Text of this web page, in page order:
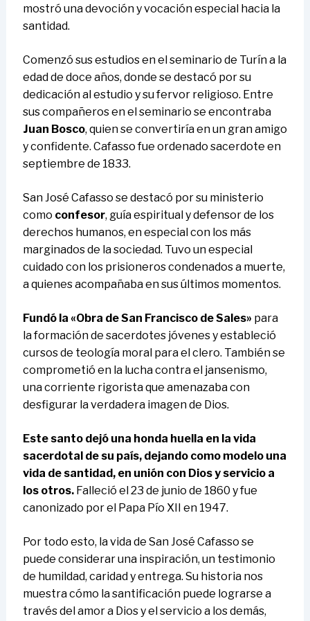
mostró una devoción y vocación especial hacia la
santidad.
Comenzó sus estudios en el seminario de Turín a la
edad de doce años, donde se destacó por su
dedicación al estudio y su fervor religioso. Entre
sus compañeros en el seminario se encontraba
Juan Bosco, quien se convertiría en un gran amigo
y confidente. Cafasso fue ordenado sacerdote en
septiembre de 1833.
San José Cafasso se destacó por su ministerio
como confesor, guía espiritual y defensor de los
derechos humanos, en especial con los más
marginados de la sociedad. Tuvo un especial
cuidado con los prisioneros condenados a muerte,
a quienes acompañaba en sus últimos momentos.
Fundó la «Obra de San Francisco de Sales» para
la formación de sacerdotes jóvenes y estableció
cursos de teología moral para el clero. También se
comprometió en la lucha contra el jansenismo,
una corriente rigorista que amenazaba con
desfigurar la verdadera imagen de Dios.
Este santo dejó una honda huella en la vida
sacerdotal de su país, dejando como modelo una
vida de santidad, en unión con Dios y servicio a
los otros.Falleció el 23 de junio de 1860 y fue
canonizado por el Papa Pío XII en 1947.
Por todo esto, la vida de San José Cafasso se
puede considerar una inspiración, un testimonio
de humildad, caridad y entrega. Su historia nos
muestra cómo la santificación puede lograrse a
través del amor a Dios y el servicio a los demás,